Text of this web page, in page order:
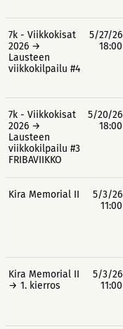
7k - Viikkokisat
2026 →
Lausteen
viikkokilpailu #4
5/27/26
18:00
7k - Viikkokisat
2026 →
Lausteen
viikkokilpailu #3
FRIBAVIIKKO
5/20/26
18:00
Kira Memorial II
5/3/26
11:00
Kira Memorial II
→ 1. kierros
5/3/26
11:00